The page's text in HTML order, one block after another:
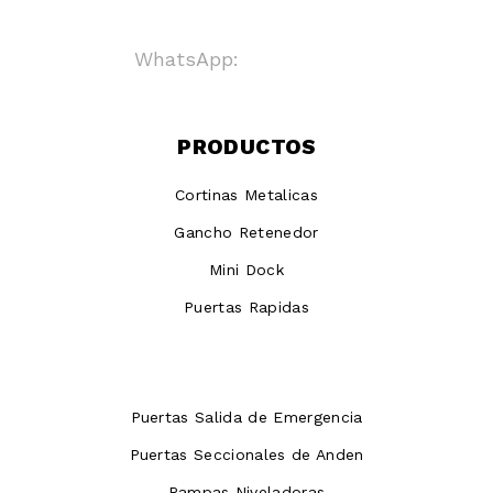
WhatsApp:
PRODUCTOS
Cortinas Metalicas
Gancho Retenedor
Mini Dock
Puertas Rapidas
Puertas Salida de Emergencia
Puertas Seccionales de Anden